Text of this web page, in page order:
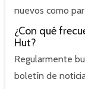
nuevos como
¿Con qué
Hut?
Regularmente
boletín de